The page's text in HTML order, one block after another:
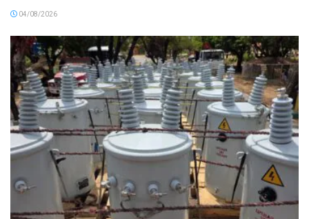
04/08/2026